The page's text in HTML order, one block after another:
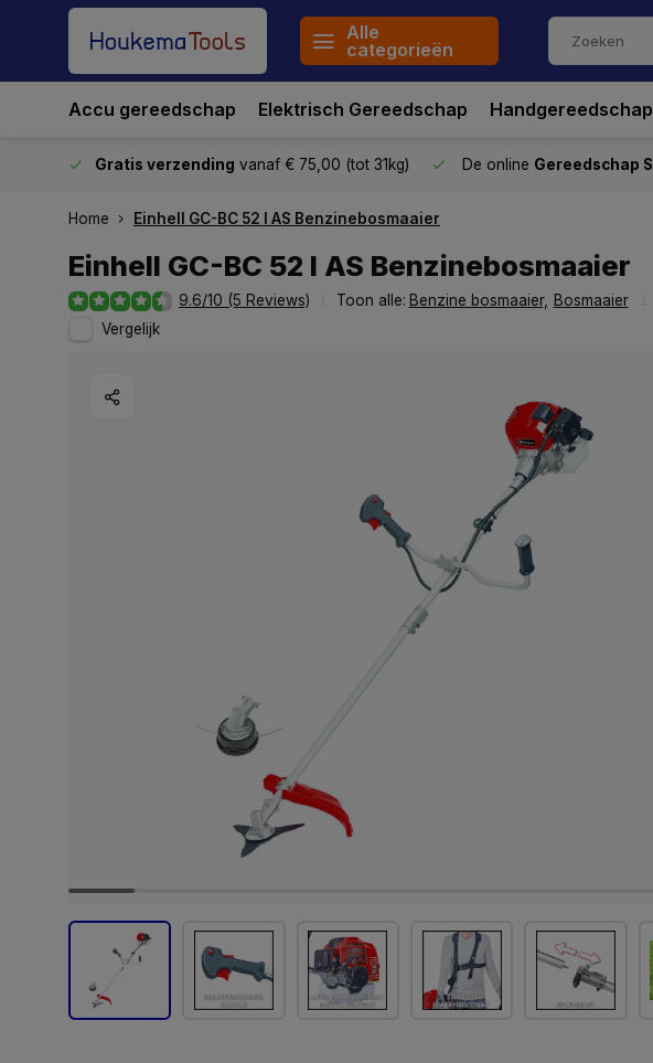
Alle
categorieën
Accu gereedschap Elektrisch Gereedschap Handgereedschap
Gratis verzending vanaf € 75,00 (tot 31kg) De online Gereedschap
Home Einhell GC-BC 52 I AS Benzinebosmaaier
Einhell GC-BC 52 I AS Benzinebosmaaier
9.6/10 (5 Reviews) Toon alle: Benzine bosmaaier,
Bosmaaier
Vergelijk